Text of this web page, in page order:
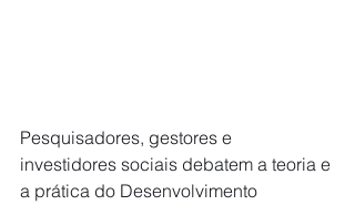
Pesquisadores, gestores e
investidores sociais debatem a teoria e
a prática do Desenvolvimento